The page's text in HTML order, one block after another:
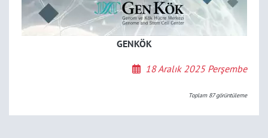
GENKÖK
18 Aralık 2025 Perşembe
Toplam 87görüntüleme